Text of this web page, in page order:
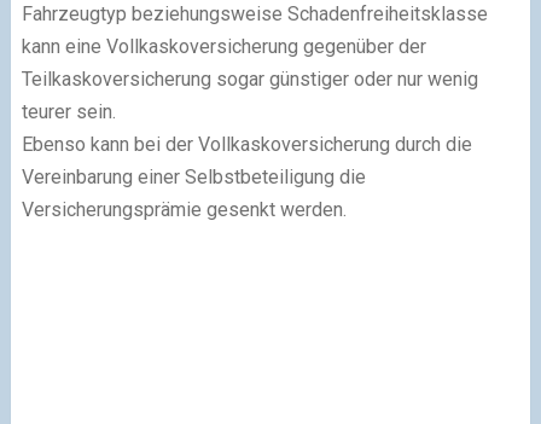
Fahrzeugtyp beziehungsweise Schadenfreiheitsklasse
kann eine Vollkaskoversicherung gegenüber der
Teilkaskoversicherung sogar günstiger oder nur wenig
teurer sein.
Ebenso kann bei der Vollkaskoversicherung durch die
Vereinbarung einer Selbstbeteiligung die
Versicherungsprämie gesenkt werden.